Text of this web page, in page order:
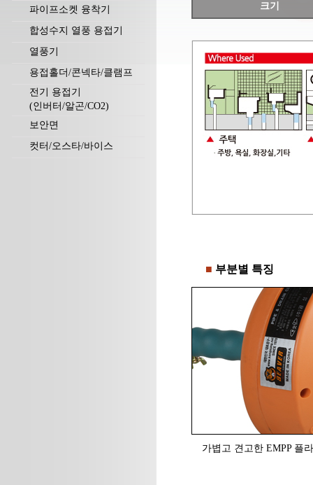
파이프소켓 융착기
합성수지 열풍 용접기
열풍기
용접홀더/콘넥타/클램프
전기 용접기
(인버터/알곤/CO2)
보안면
컷터/오스타/바이스
크기
■ 부분별 특징
가볍고 견고한 EMPP 플